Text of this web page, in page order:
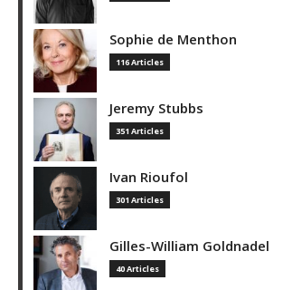
Sophie de Menthon
116 Articles
Jeremy Stubbs
351 Articles
Ivan Rioufol
301 Articles
Gilles-William Goldnadel
40 Articles